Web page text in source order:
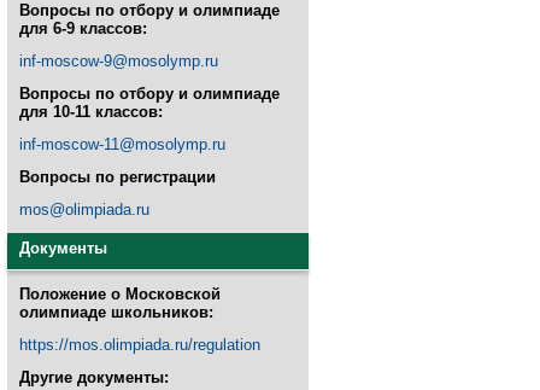
Вопросы по отбору и олимпиаде
для 6-9 классов:
inf-moscow-9@mosolymp.ru
Вопросы по отбору и олимпиаде
для 10-11 классов:
inf-moscow-11@mosolymp.ru
Вопросы по регистрации
mos@olimpiada.ru
Документы
Положение о Московской
олимпиаде школьников:
https://mos.olimpiada.ru/regulation
Другие документы: